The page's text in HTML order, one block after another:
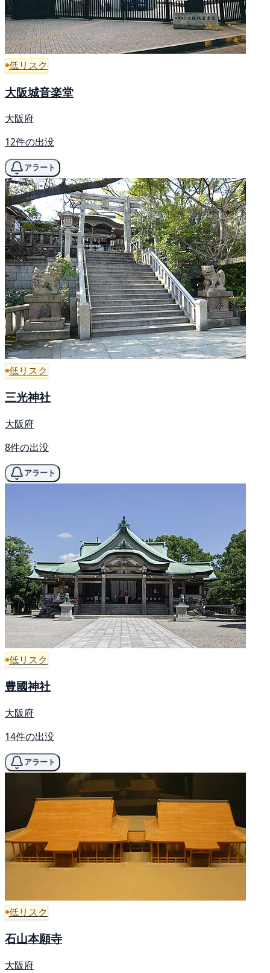
低リスク
大阪城音楽堂
大阪府
12件の出没
アラート
低リスク
三光神社
大阪府
8件の出没
アラート
低リスク
豊國神社
大阪府
14件の出没
アラート
低リスク
石山本願寺
大阪府